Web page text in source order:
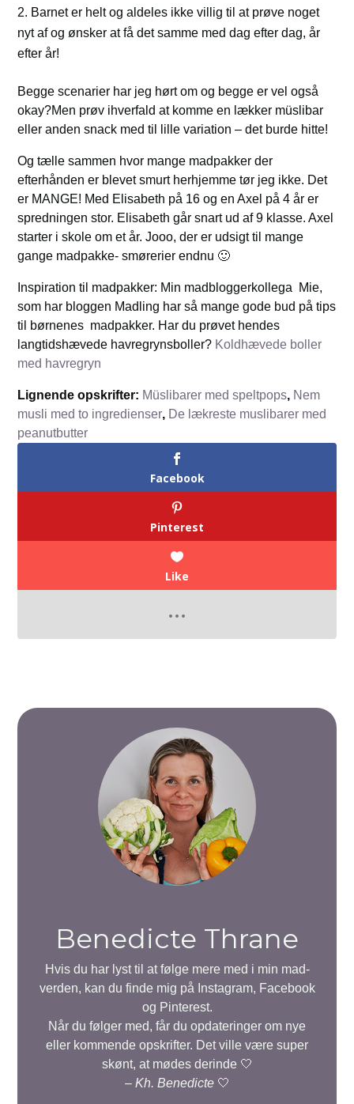
Barnet er helt og aldeles ikke villig til at prøve noget
nyt af og ønsker at få det samme med dag efter dag, år
efter år!
Begge scenarier har jeg hørt om og begge er vel også
okay?Men prøv ihverfald at komme en lækker müslibar
eller anden snack med til lille variation – det burde hitte!
Og tælle sammen hvor mange madpakker der
efterhånden er blevet smurt herhjemme tør jeg ikke. Det
er MANGE! Med Elisabeth på 16 og en Axel på 4 år er
spredningen stor. Elisabeth går snart ud af 9 klasse. Axel
starter i skole om et år. Jooo, der er udsigt til mange
gange madpakke- smørerier endnu 🙂
Inspiration til madpakker: Min madbloggerkollega Mie,
som har bloggen Madling har så mange gode bud på tips
til børnenes madpakker. Har du prøvet hendes
langtidshævede havregrynsboller? Koldhævede boller
med havregryn
Lignende opskrifter: Müslibarer med speltpops, Nem
musli med to ingredienser, De lækreste muslibarer med
peanutbutter
Facebook
Pinterest
Like
Benedicte Thrane
Hvis du har lyst til at følge mere med i min mad-
verden, kan du finde mig på Instagram, Facebook
og Pinterest.
Når du følger med, får du opdateringer om nye
eller kommende opskrifter. Det ville være super
skønt, at mødes derinde 🤍
– Kh. Benedicte🤍